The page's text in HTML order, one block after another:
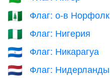
🇳🇫 Флаг: о-в Норфолк
🇳🇬 Флаг: Нигерия
🇳🇮 Флаг: Никарагуа
🇳🇱 Флаг: Нидерланды